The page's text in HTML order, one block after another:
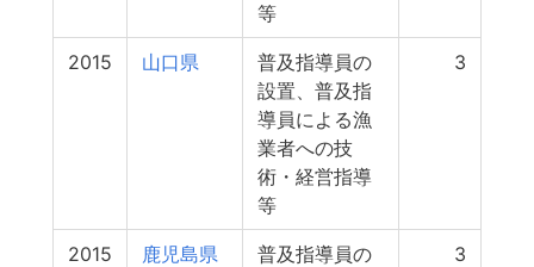
等
2015 山口県
普及指導員の
設置、普及指
導員による漁
業者への技
術・経営指導
等
3
2015 鹿児島県
普及指導員の
3